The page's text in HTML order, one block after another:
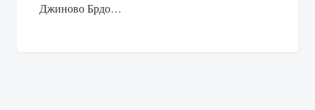
Джиново Брдо…